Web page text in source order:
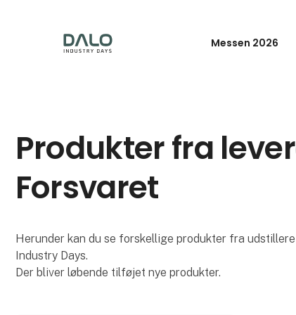
Messen 2026
Produkter fra
Forsvaret
Herunder kan du se forskellige produkter fra
Industry Days.
Der bliver løbende tilføjet nye produkter.